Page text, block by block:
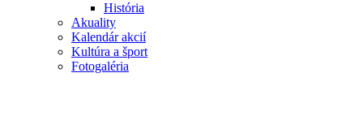
História
Akuality
Kalendár akcií
Kultúra a šport
Fotogaléria